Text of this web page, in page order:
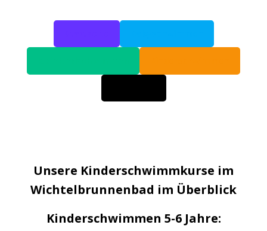
Unsere Kinderschwimmkurse im
Wichtelbrunnenbad im Überblick
Kinderschwimmen 5-6 Jahre: